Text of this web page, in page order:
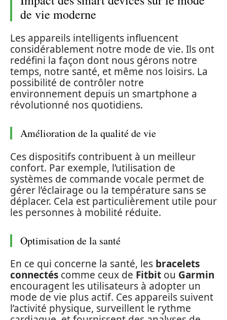
de vie moderne
Les appareils intelligents influencent
considérablement notre mode de vie. Ils ont
redéfini la façon dont nous gérons notre
temps, notre santé, et même nos loisirs. La
possibilité de contrôler notre
environnement depuis un smartphone a
révolutionné nos quotidiens.
Amélioration de la qualité de vie
Ces dispositifs contribuent à un meilleur
confort. Par exemple, l’utilisation de
systèmes de commande vocale permet de
gérer l’éclairage ou la température sans se
déplacer. Cela est particulièrement utile pour
les personnes à mobilité réduite.
Optimisation de la santé
En ce qui concerne la santé, les bracelets
connectés comme ceux de Fitbit ou Garmin
encouragent les utilisateurs à adopter un
mode de vie plus actif. Ces appareils suivent
l’activité physique, surveillent le rythme